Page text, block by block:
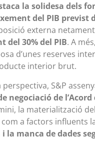
la solidesa dels
del PIB previst
externa
30% del PIB. A
d’unes reserves
interior brut.
S&P
negociació de
la materialització
a factors influents
manca de dades